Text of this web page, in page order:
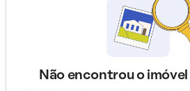
Não encontrou o